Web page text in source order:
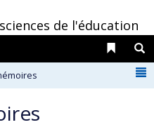
de l'éducation
Liens